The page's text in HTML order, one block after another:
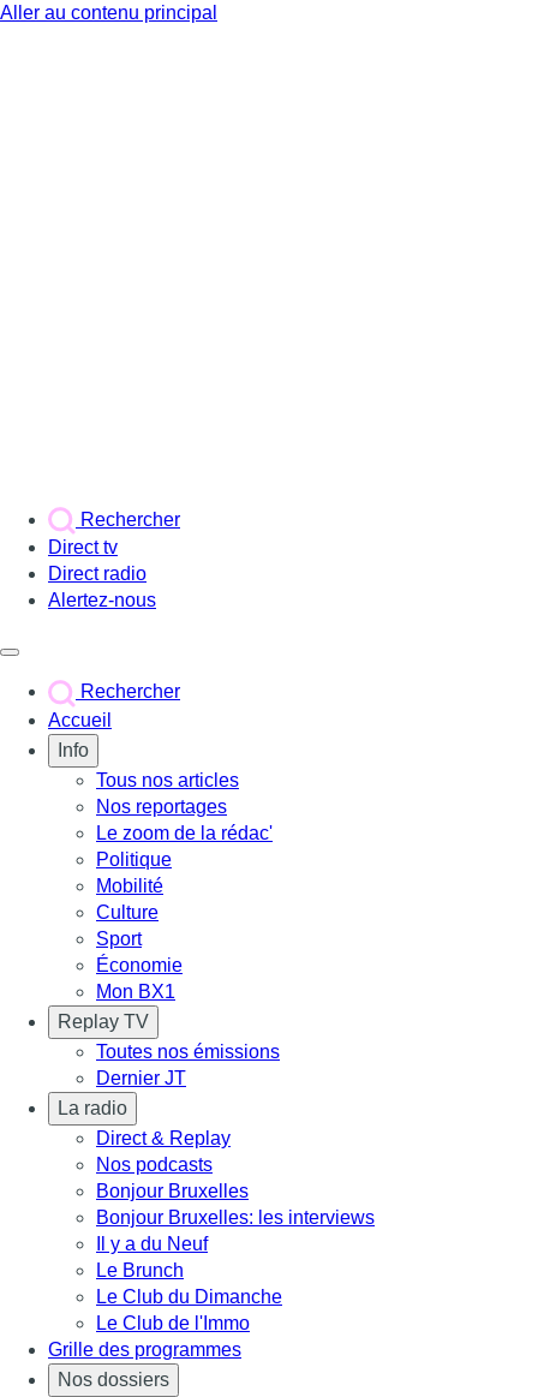
Aller au contenu principal
Rechercher
Direct tv
Direct radio
Alertez-nous
Rechercher
Accueil
Info
Tous nos articles
Nos reportages
Le zoom de la rédac'
Politique
Mobilité
Culture
Sport
Économie
Mon BX1
Replay TV
Toutes nos émissions
Dernier JT
La radio
Direct & Replay
Nos podcasts
Bonjour Bruxelles
Bonjour Bruxelles: les interviews
Il y a du Neuf
Le Brunch
Le Club du Dimanche
Le Club de l'Immo
Grille des programmes
Nos dossiers